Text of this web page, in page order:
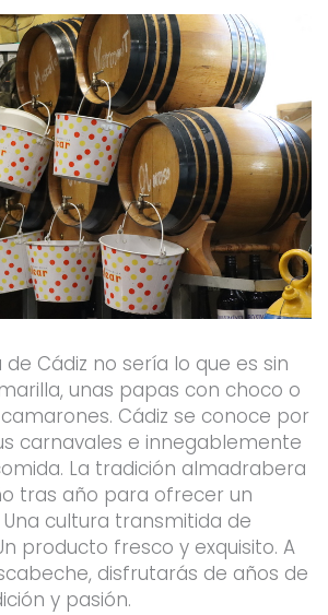
Cádiz no sería lo que es sin
unas papas con choco o
Cádiz se conoce por
carnavales e innegablemente
La tradición almadrabera
tras año para ofrecer un
cultura transmitida de
producto fresco y exquisito. A
disfrutarás de años de
y pasión.